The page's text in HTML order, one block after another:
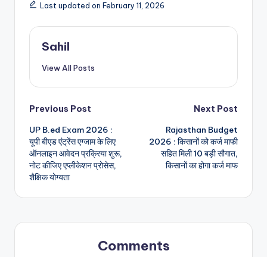
Last updated on February 11, 2026
Sahil
View All Posts
Post
navigation
Previous Post
UP B.ed Exam 2026 :
यूपी बीएड एंट्रेंस एग्जाम के लिए
ऑनलाइन आवेदन प्रक्रिया शुरू,
नोट कीजिए एप्लीकेशन प्रोसेस,
शैक्षिक योग्यता
Next Post
Rajasthan Budget
2026 : किसानों को कर्ज माफी
सहित मिली 10 बड़ी सौगात,
किसानों का होगा कर्ज माफ
Comments